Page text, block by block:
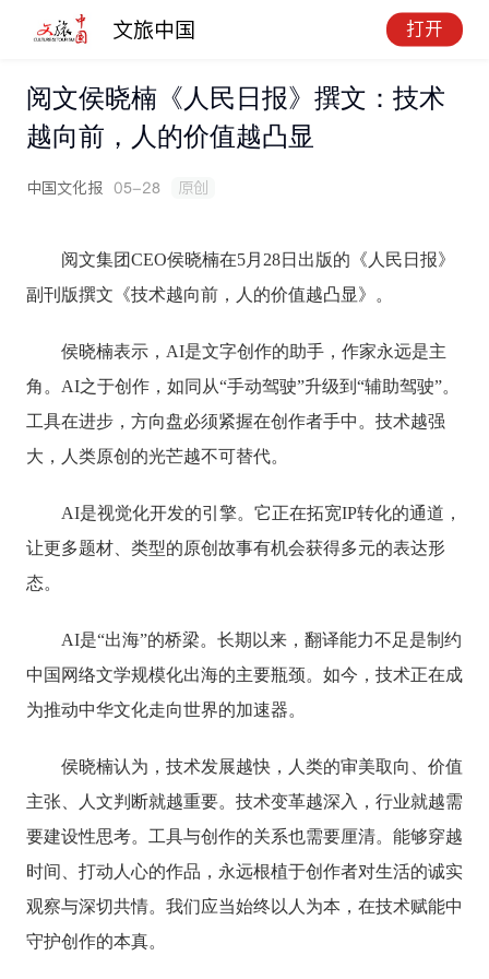
文旅中国 打开
阅文侯晓楠《人民日报》撰文：技术
越向前，人的价值越凸显
中国文化报 05-28 原创
阅文集团CEO侯晓楠在5月28日出版的《人民日报》
副刊版撰文《技术越向前，人的价值越凸显》。
侯晓楠表示， AI是文字创作的助手，作家永远是主
角。AI之于创作，如同从“手动驾驶”升级到“辅助驾驶”。
工具在进步，方向盘必须紧握在创作者手中。技术越强
大，人类原创的光芒越不可替代。
AI是视觉化开发的引擎。它正在拓宽IP转化的通道，
让更多题材、类型的原创故事有机会获得多元的表达形
态。
AI是“出海”的桥梁。长期以来，翻译能力不足是制约
中国网络文学规模化出海的主要瓶颈。如今，技术正在成
为推动中华文化走向世界的加速器。
侯晓楠认为，技术发展越快，人类的审美取向、价值
主张、人文判断就越重要。技术变革越深入，行业就越需
要建设性思考。工具与创作的关系也需要厘清。能够穿越
时间、打动人心的作品，永远根植于创作者对生活的诚实
观察与深切共情。我们应当始终以人为本，在技术赋能中
守护创作的本真。